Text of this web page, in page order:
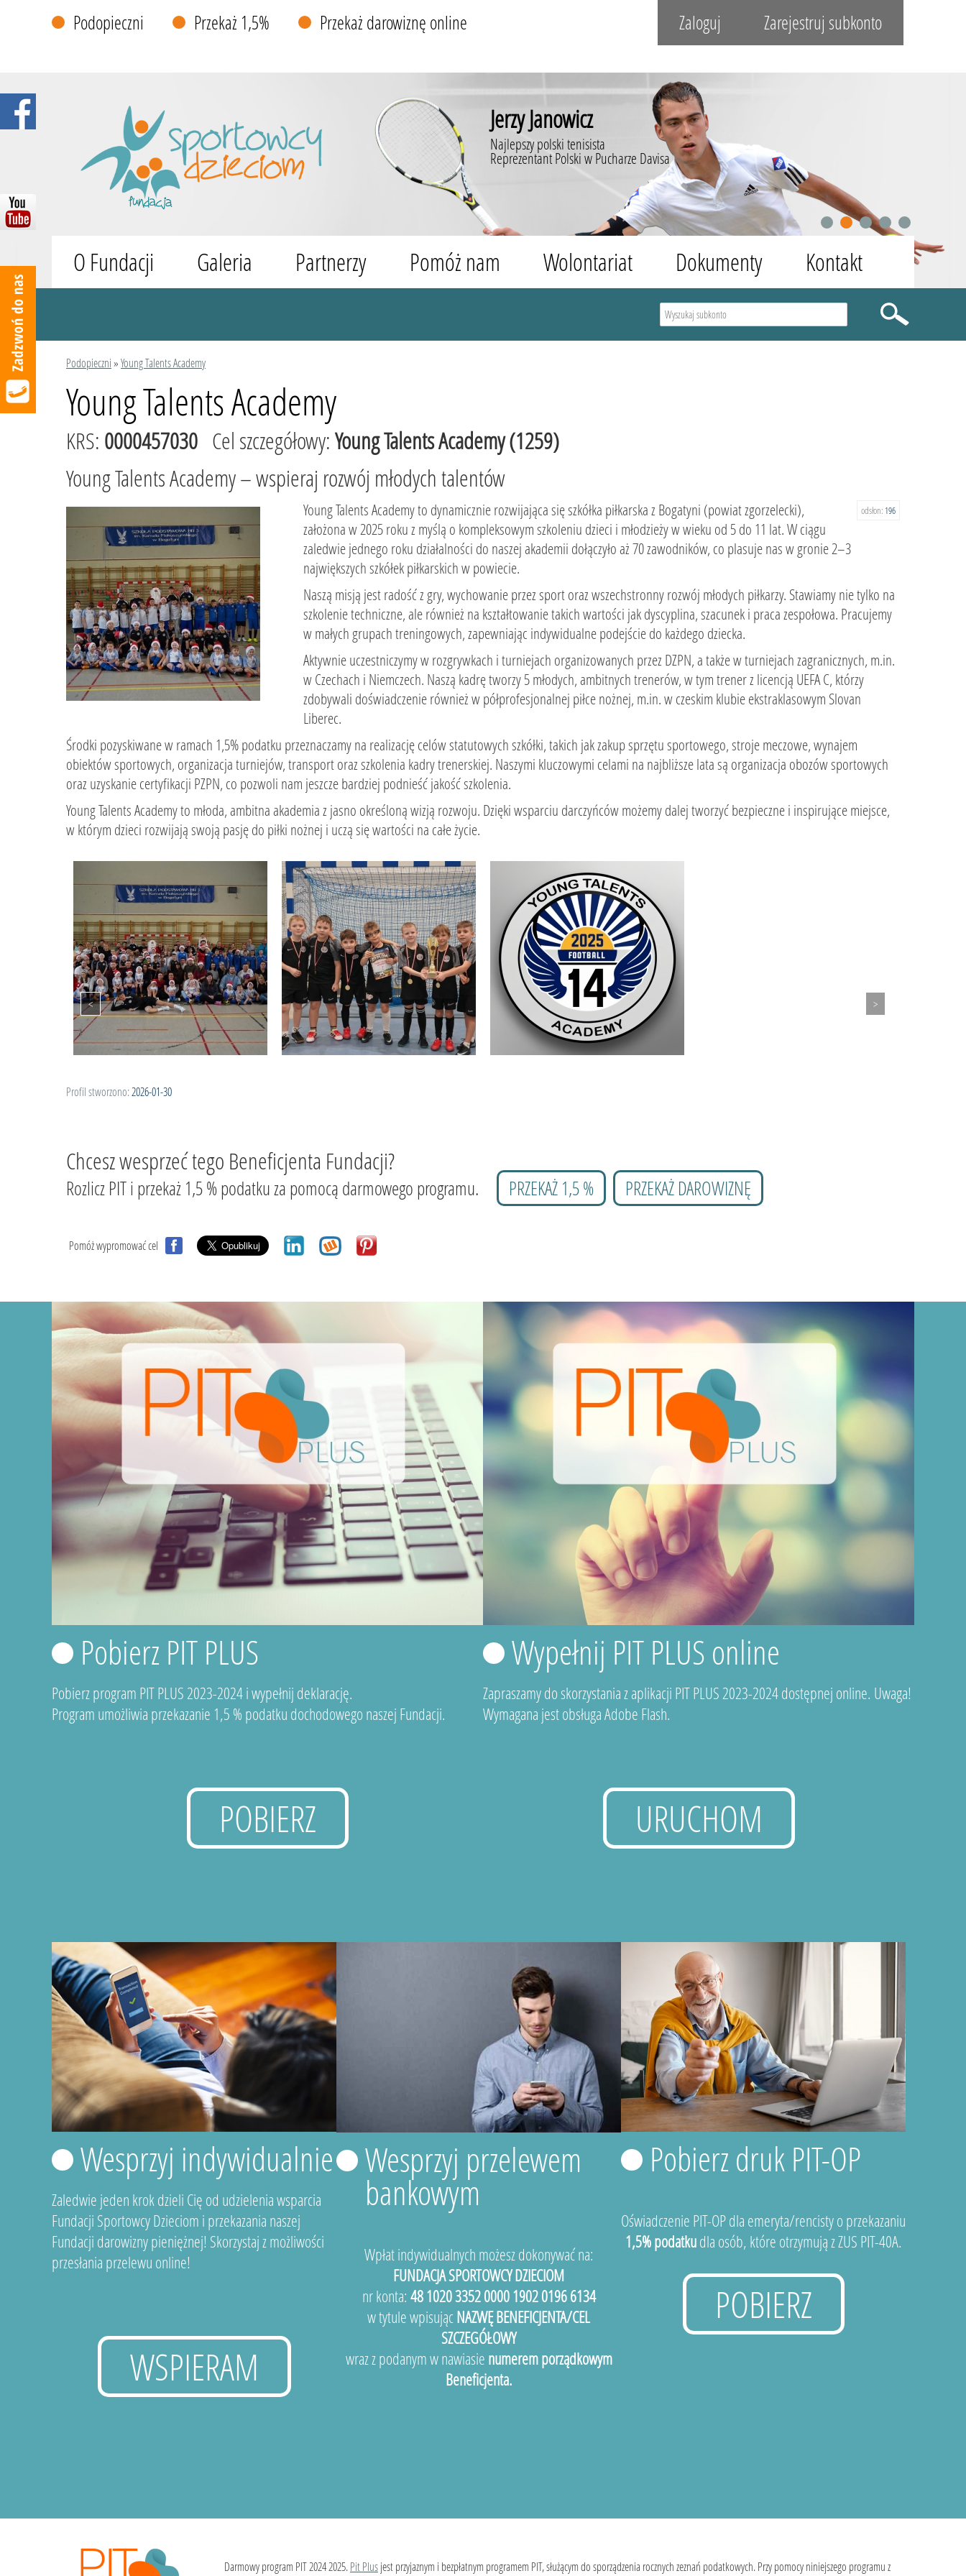
Podopieczni Przekaż 1,5% Przekaż darowiznę online Zaloguj Zarejestruj subkonto
Jerzy Janowicz
Najlepszy polski tenisista
Reprezentant Polski w Pucharze Davisa
1 2 3 4 5
O Fundacji Galeria Partnerzy Pomóż nam Wolontariat Dokumenty Kontakt
Podopieczni»Young Talents Academy
Young Talents Academy
KRS: 0000457030 Cel szczegółowy:Young Talents Academy (1259)
Young Talents Academy – wspieraj rozwój młodych talentów
odsłon: 196
Young Talents Academy to dynamicznie rozwijająca się szkółka piłkarska z Bogatyni (powiat zgorzelecki),
założona w 2025 roku z myślą o kompleksowym szkoleniu dzieci i młodzieży w wieku od 5 do 11 lat. W ciągu
zaledwie jednego roku działalności do naszej akademii dołączyło aż 70 zawodników, co plasuje nas w gronie 2–3
największych szkółek piłkarskich w powiecie.
Naszą misją jest radość z gry, wychowanie przez sport oraz wszechstronny rozwój młodych piłkarzy. Stawiamy nie tylko na
szkolenie techniczne, ale również na kształtowanie takich wartości jak dyscyplina, szacunek i praca zespołowa. Pracujemy
w małych grupach treningowych, zapewniając indywidualne podejście do każdego dziecka.
Aktywnie uczestniczymy w rozgrywkach i turniejach organizowanych przez DZPN, a także w turniejach zagranicznych, m.in.
w Czechach i Niemczech. Naszą kadrę tworzy 5 młodych, ambitnych trenerów, w tym trener z licencją UEFA C, którzy
zdobywali doświadczenie również w półprofesjonalnej piłce nożnej, m.in. w czeskim klubie ekstraklasowym Slovan
Liberec.
Środki pozyskiwane w ramach 1,5% podatku przeznaczamy na realizację celów statutowych szkółki, takich jak zakup sprzętu sportowego, stroje meczowe, wynajem
obiektów sportowych, organizacja turniejów, transport oraz szkolenia kadry trenerskiej. Naszymi kluczowymi celami na najbliższe lata są organizacja obozów sportowych
oraz uzyskanie certyfikacji PZPN, co pozwoli nam jeszcze bardziej podnieść jakość szkolenia.
Young Talents Academy to młoda, ambitna akademia z jasno określoną wizją rozwoju. Dzięki wsparciu darczyńców możemy dalej tworzyć bezpieczne i inspirujące miejsce,
w którym dzieci rozwijają swoją pasję do piłki nożnej i uczą się wartości na całe życie.
Profil stworzono: 2026-01-30
Chcesz wesprzeć tego Beneficjenta Fundacji?
Rozlicz PIT i przekaż 1,5 % podatku za pomocą darmowego programu. PRZEKAŻ 1,5 % PRZEKAŻ DAROWIZNĘ
Pomóż wypromować cel
Pobierz PIT PLUS
Pobierz program PIT PLUS 2023-2024 i wypełnij deklarację.
Program umożliwia przekazanie 1,5 % podatku dochodowego naszej Fundacji.
POBIERZ
Wypełnij PIT PLUS online
Zapraszamy do skorzystania z aplikacji PIT PLUS 2023-2024 dostępnej online. Uwaga!
Wymagana jest obsługa Adobe Flash.
URUCHOM
Wesprzyj indywidualnie
Zaledwie jeden krok dzieli Cię od udzielenia wsparcia
Fundacji Sportowcy Dzieciom i przekazania naszej
Fundacji darowizny pieniężnej! Skorzystaj z możliwości
przesłania przelewu online!
WSPIERAM
Wesprzyj przelewem
bankowym
Wpłat indywidualnych możesz dokonywać na:
FUNDACJA SPORTOWCY DZIECIOM
nr konta: 48 1020 3352 0000 1902 0196 6134
w tytule wpisującNAZWĘ BENEFICJENTA/CEL
SZCZEGÓŁOWY
wraz z podanym w nawiasie numerem porządkowym
Beneficjenta.
Pobierz druk PIT-OP
Oświadczenie PIT-OP dla emeryta/rencisty o przekazaniu
1,5% podatkudla osób, które otrzymują z ZUS PIT-40A.
POBIERZ
Darmowy program PIT 2024 2025.Pit Plusjest przyjaznym i bezpłatnym programem PIT, służącym do sporządzenia rocznych zeznań podatkowych. Przy pomocy niniejszego programu z